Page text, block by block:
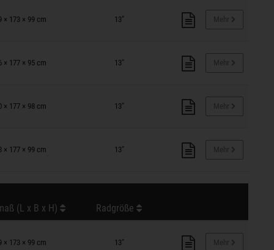
× 173 × 99 cm 13"
× 177 × 95 cm 13"
× 177 × 98 cm 13"
× 177 × 99 cm 13"
(L x B x H) Radgröße
× 173 × 99 cm 13"